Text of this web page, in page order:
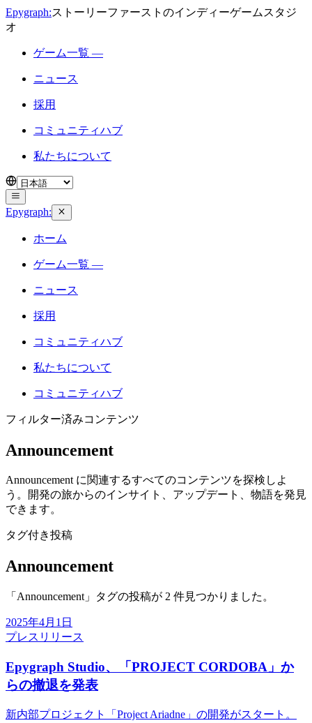
Epygraph:ストーリーファーストのインディーゲームスタジ
オ
ゲーム一覧 —
ニュース
採用
コミュニティハブ
私たちについて
Epygraph:
ホーム
ゲーム一覧 —
ニュース
採用
コミュニティハブ
私たちについて
コミュニティハブ
フィルター済みコンテンツ
Announcement
Announcement に関連するすべてのコンテンツを探検しよ
う。開発の旅からのインサイト、アップデート、物語を発見
できます。
タグ付き投稿
Announcement
「Announcement」タグの投稿が 2 件見つかりました。
2025年4月1日
プレスリリース
Epygraph Studio、「PROJECT CORDOBA」か
らの撤退を発表
新内部プロジェクト「Project Ariadne」の開発がスタート。